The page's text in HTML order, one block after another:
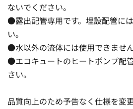
ないでください。
●露出配管専用です。埋設配管に
い。
●水以外の流体には使用できません
●エコキュートのヒートポンプ配
さい。
品質向上のため予告なく仕様を変